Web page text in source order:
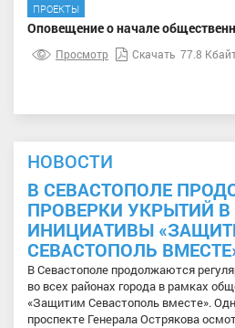
ПРОЕКТЫ
Оповещение о начале
Просмотр Скачать 77.8
НОВОСТИ
В СЕВАСТОПОЛЕ
ПРОВЕРКИ УКРЫТИЙ
ИНИЦИАТИВЫ
СЕВАСТОПОЛЬ
В Севастополе продолжаются
во всех районах города в рамках
«Защитим Севастополь вместе».
проспекте Генерала Острякова